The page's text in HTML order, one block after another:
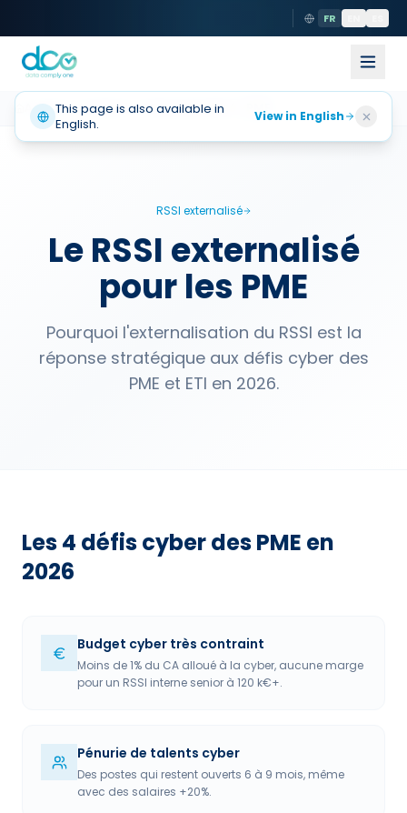
FR
Accueil Solutions RSSI externalisé PME
RSSI externalisé
Le RSSI externalisé
pour les PME
Pourquoi l'externalisation du RSSI est la
réponse stratégique aux défis cyber des
PME et ETI en 2026.
Les 4 défis cyber des PME en
2026
Budget cyber très contraint
Moins de 1% du CA alloué à la cyber, aucune marge
pour un RSSI interne senior à 120 k€+.
Pénurie de talents cyber
Des postes qui restent ouverts 6 à 9 mois, même
avec des salaires +20%.
This page is also available in
English.
View in English